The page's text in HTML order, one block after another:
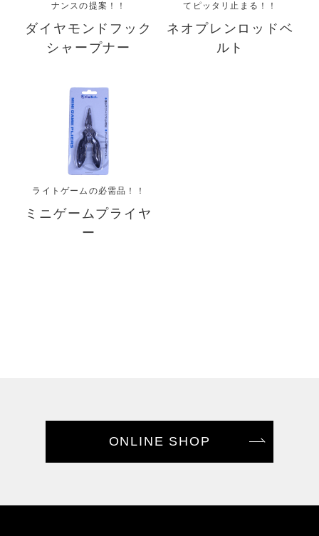
ナンスの提案！！
ダイヤモンドフック
シャープナー
てピッタリ止まる！！
ネオプレンロッドベ
ルト
ライトゲームの必需品！！
ミニゲームプライヤ
ー
ONLINE SHOP